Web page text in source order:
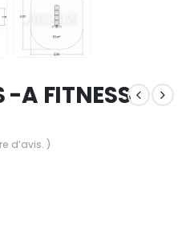
-A FITNESS
d’avis. )